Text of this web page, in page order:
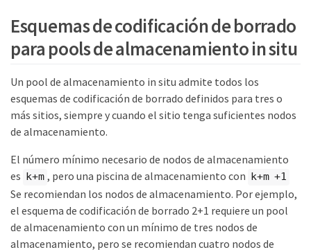
Esquemas de codificación de borrado
para pools de almacenamiento in situ
Un pool de almacenamiento in situ admite todos los
esquemas de codificación de borrado definidos para tres o
más sitios, siempre y cuando el sitio tenga suficientes nodos
de almacenamiento.
El número mínimo necesario de nodos de almacenamiento
es k+m , pero una piscina de almacenamiento con k+m +1
Se recomiendan los nodos de almacenamiento. Por ejemplo,
el esquema de codificación de borrado 2+1 requiere un pool
de almacenamiento con un mínimo de tres nodos de
almacenamiento, pero se recomiendan cuatro nodos de